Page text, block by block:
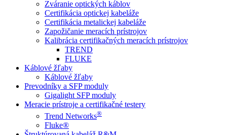
Zváranie optických káblov
Certifikácia optickej kabeláže
Certifikácia metalickej kabeláže
Zapožičanie meracích prístrojov
Kalibrácia certifikačných meracích prístrojov
TREND
FLUKE
Káblové žľaby
Káblové žľaby
Prevodníky a SFP moduly
Gigalight SFP moduly
Meracie prístroje a certifikačné testery
Trend Networks®
Fluke®